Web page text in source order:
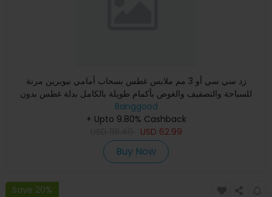
زد سي سي أو 3 مم ملابس غطس بسحاب أمامي نيوبرين مرنة
للسباحة والتصفيف والغوص بأكمام طويلة بالكامل بدلة غطس بدون
أكمام ريا
Banggood
+ Upto 9.80% Cashback
USD 62.99
Buy Now
Save 20%